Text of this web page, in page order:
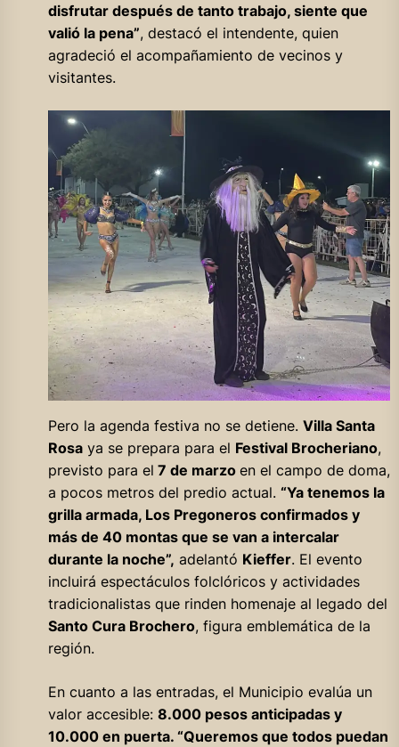
disfrutar después de tanto trabajo, siente que
valió la pena”, destacó el intendente, quien
agradeció el acompañamiento de vecinos y
visitantes.
Pero la agenda festiva no se detiene. Villa Santa
Rosaya se prepara para el Festival Brocheriano,
previsto para el 7 de marzo en el campo de doma,
a pocos metros del predio actual. “Ya tenemos la
grilla armada, Los Pregoneros confirmados y
más de 40 montas que se van a intercalar
durante la noche”, adelantó Kieffer. El evento
incluirá espectáculos folclóricos y actividades
tradicionalistas que rinden homenaje al legado del
Santo Cura Brochero, figura emblemática de la
región.
En cuanto a las entradas, el Municipio evalúa un
valor accesible: 8.000 pesos anticipadas y
10.000 en puerta. “Queremos que todos puedan